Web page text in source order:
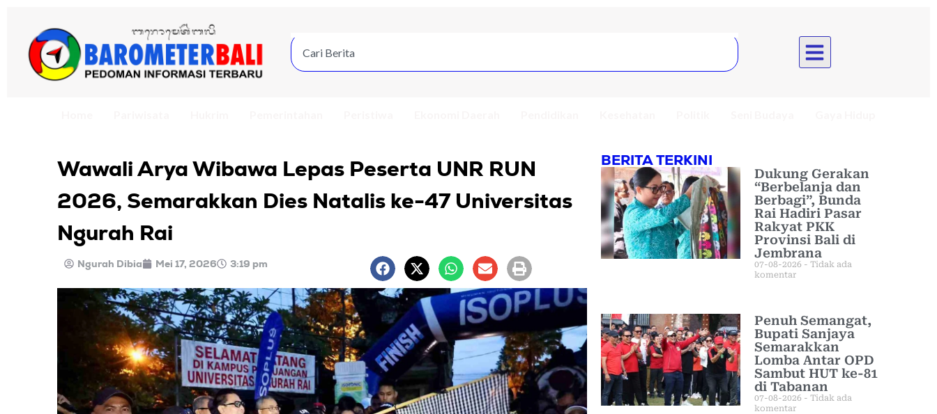
Wawali Arya Wibawa Lepas Peserta UNR RUN
2026, Semarakkan Dies Natalis ke-47 Universitas
Ngurah Rai
Ngurah Dibia Mei 17, 2026 3:19 pm
BERITA TERKINI
Dukung Gerakan
“Berbelanja dan
Berbagi”, Bunda
Rai Hadiri Pasar
Rakyat PKK
Provinsi Bali di
Jembrana
07-08-2026
Tidak ada
komentar
Penuh Semangat,
Bupati Sanjaya
Semarakkan
Lomba Antar OPD
Sambut HUT ke-81
di Tabanan
07-08-2026
Tidak ada
komentar